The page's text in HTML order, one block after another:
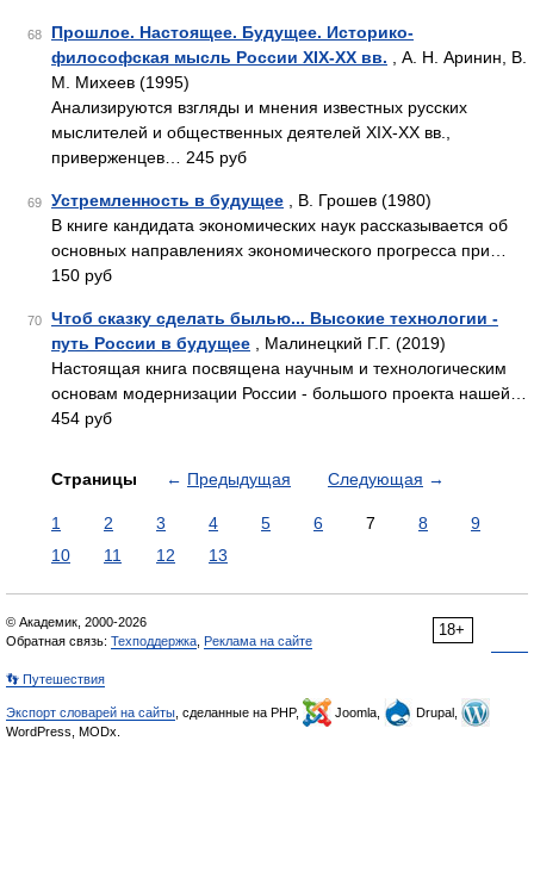
68
Прошлое. Настоящее. Будущее. Историко-
философская мысль России XIX-XX вв. , А. Н. Аринин, В.
М. Михеев (1995)
Анализируются взгляды и мнения известных русских
мыслителей и общественных деятелей XIX-XX вв.,
приверженцев… 245 руб
69 Устремленность в будущее , В. Грошев (1980)
В книге кандидата экономических наук рассказывается об
основных направлениях экономического прогресса при…
150 руб
70
Чтоб сказку сделать былью... Высокие технологии -
путь России в будущее , Малинецкий Г.Г. (2019)
Настоящая книга посвящена научным и технологическим
основам модернизации России - большого проекта нашей…
454 руб
Страницы ← Предыдущая Следующая →
1 2 3 4 5 6 7 8
9
10
11 12 13
18+
© Академик, 2000-2026
Обратная связь: Техподдержка Реклама на сайте
👣 Путешествия
Экспорт словарей на сайты , сделанные на PHP, Joomla,
Drupal,
WordPress, MODx.